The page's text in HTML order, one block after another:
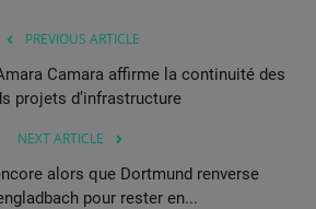
PREVIOUS ARTICLE
Camara affirme la continuité des
projets d’infrastructure
NEXT ARTICLE
alors que Dortmund renverse
pour rester en...